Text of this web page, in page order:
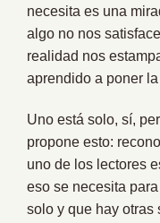
necesita es una
algo no nos
realidad nos
aprendido a poner
Uno está solo, sí,
propone esto:
uno de los lectores
eso se necesita
solo y que hay otras